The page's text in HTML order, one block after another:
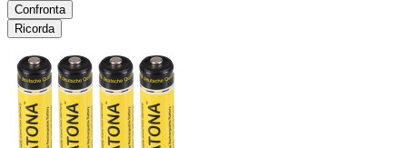
Confronta
Ricorda